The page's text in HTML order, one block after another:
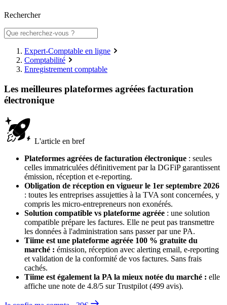
Rechercher
Expert-Comptable en ligne
Comptabilité
Enregistrement comptable
Les meilleures plateformes agréées facturation
électronique
L'article en bref
Plateformes agréées de facturation électronique : seules
celles immatriculées définitivement par la DGFiP garantissent
émission, réception et e-reporting.
Obligation de réception en vigueur le 1er septembre 2026
: toutes les entreprises assujetties à la TVA sont concernées, y
compris les micro-entrepreneurs non exonérés.
Solution compatible vs plateforme agréée : une solution
compatible prépare les factures. Elle ne peut pas transmettre
les données à l'administration sans passer par une PA.
Tiime est une plateforme agréée 100 % gratuite du
marché : émission, réception avec alerting email, e-reporting
et validation de la conformité de vos factures. Sans frais
cachés.
Tiime est également la PA la mieux notée du marché : elle
affiche une note de 4.8/5 sur Trustpilot (499 avis).